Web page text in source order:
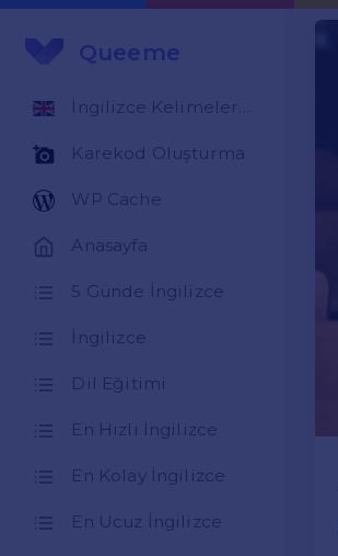
Queeme
Karekod Oluşturma
WP Cache
Anasayfa
5 Günde İngilizce
İngilizce
Dil Eğitimi
En Hızlı İngilizce
En Kolay İngilizce
En Ucuz İngilizce